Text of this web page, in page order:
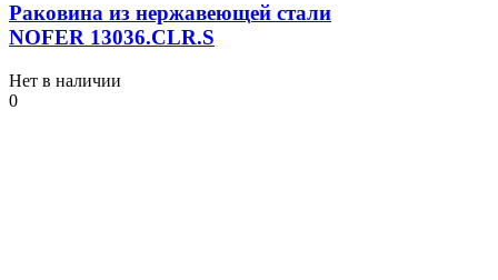
Раковина из нержавеющей стали
NOFER 13036.СLR.S
Нет в наличии
0